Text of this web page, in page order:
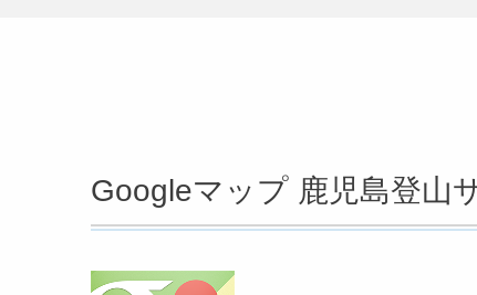
Googleマップ 鹿児島登山